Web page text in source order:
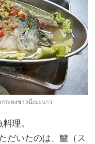
กระพงขาวนึ่งมะนาว
理。
だいたのは、鱸（ス